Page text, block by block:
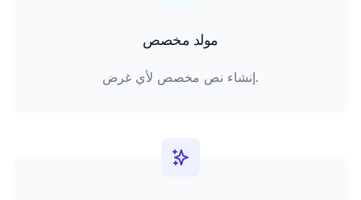
مولد مخصص
إنشاء نص مخصص لأي غرض.